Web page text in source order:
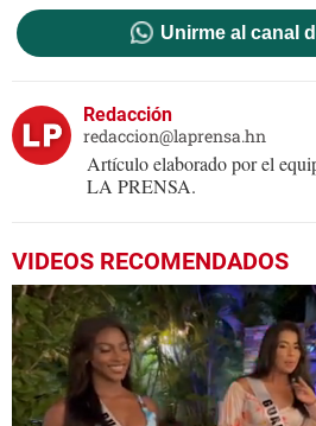
Unirme al canal
Redacción
redaccion@laprensa.hn
Artículo elaborado por el
LA PRENSA.
VIDEOS RECOMENDADOS